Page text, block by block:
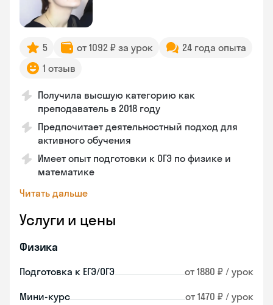
5 от 1092 ₽ за урок
24 года опыта
1 отзыв
Получила высшую категорию как
преподаватель в 2018 году
Предпочитает деятельностный подход для
активного обучения
Имеет опыт подготовки к ОГЭ по физике и
математике
Читать дальше
Услуги и цены
Физика
Подготовка к ЕГЭ/ОГЭ от 1880 ₽ / урок
Мини-курс от 1470 ₽ / урок